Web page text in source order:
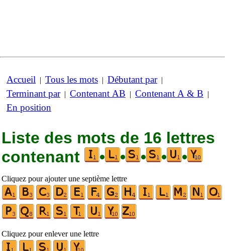
Accueil | Tous les mots | Débutant par|
Terminant par| Contenant AB | Contenant A & B |
En position
Liste des mots de 16 lettres
contenant
• • • • •
Cliquez pour ajouter une septième lettre
Cliquez pour enlever une lettre